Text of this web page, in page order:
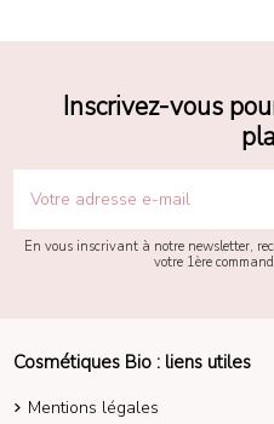
Inscrivez-vous
En vous inscrivant à notre newsletter,
votre 1ère
Cosmétiques Bio : liens utiles
Mentions légales